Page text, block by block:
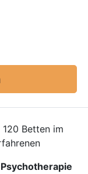
Betten im